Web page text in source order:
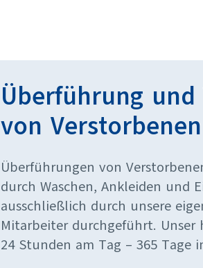
Überführung und
von Verstorbenen
Überführungen von
durch Waschen, Ankleiden und
ausschließlich durch unsere
Mitarbeiter durchgeführt.
24 Stunden am Tag – 365 Tage